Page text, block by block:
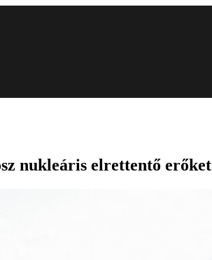
nukleáris elrettentő erőket